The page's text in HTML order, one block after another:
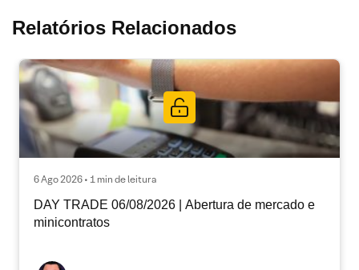
Relatórios Relacionados
6 Ago 2026 • 1 min de leitura
DAY TRADE 06/08/2026 | Abertura de mercado e
minicontratos